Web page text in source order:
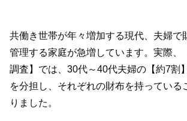
共働き世帯が年々増加する現代、夫婦で
管理する家庭が急増しています。実際、
調査】では、30代～40代夫婦の【約7割
を分担し、それぞれの財布を持っている
りました。